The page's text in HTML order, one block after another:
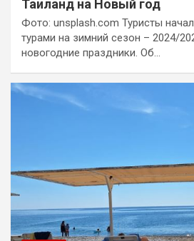
Таиланд на Новый год
Фото: unsplash.com Туристы
турами на зимний сезон – 2024/
новогодние праздники. Об…